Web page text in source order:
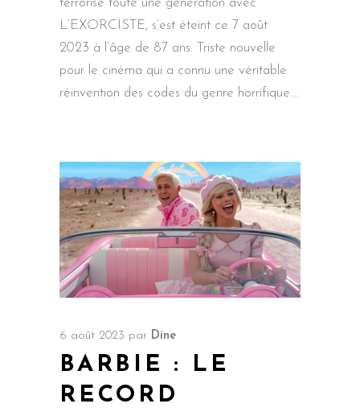
terrorisé toute une génération avec
L’EXORCISTE, s’est éteint ce 7 août
2023 à l’âge de 87 ans. Triste nouvelle
pour le cinéma qui a connu une véritable
réinvention des codes du genre horrifique
6 août 2023 par Dine
BARBIE : LE
RECORD